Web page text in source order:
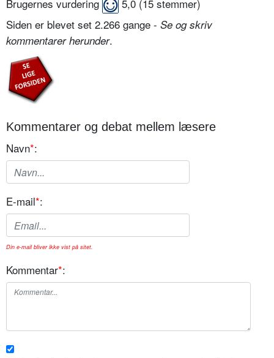
Brugernes vurdering 5,0 (15 stemmer)
Siden er blevet set 2.266 gange - Se og skriv
kommentarer herunder.
Kommentarer og debat mellem læsere
Navn*:
E-mail*:
Din e-mail bliver ikke vist på sitet.
Kommentar*: